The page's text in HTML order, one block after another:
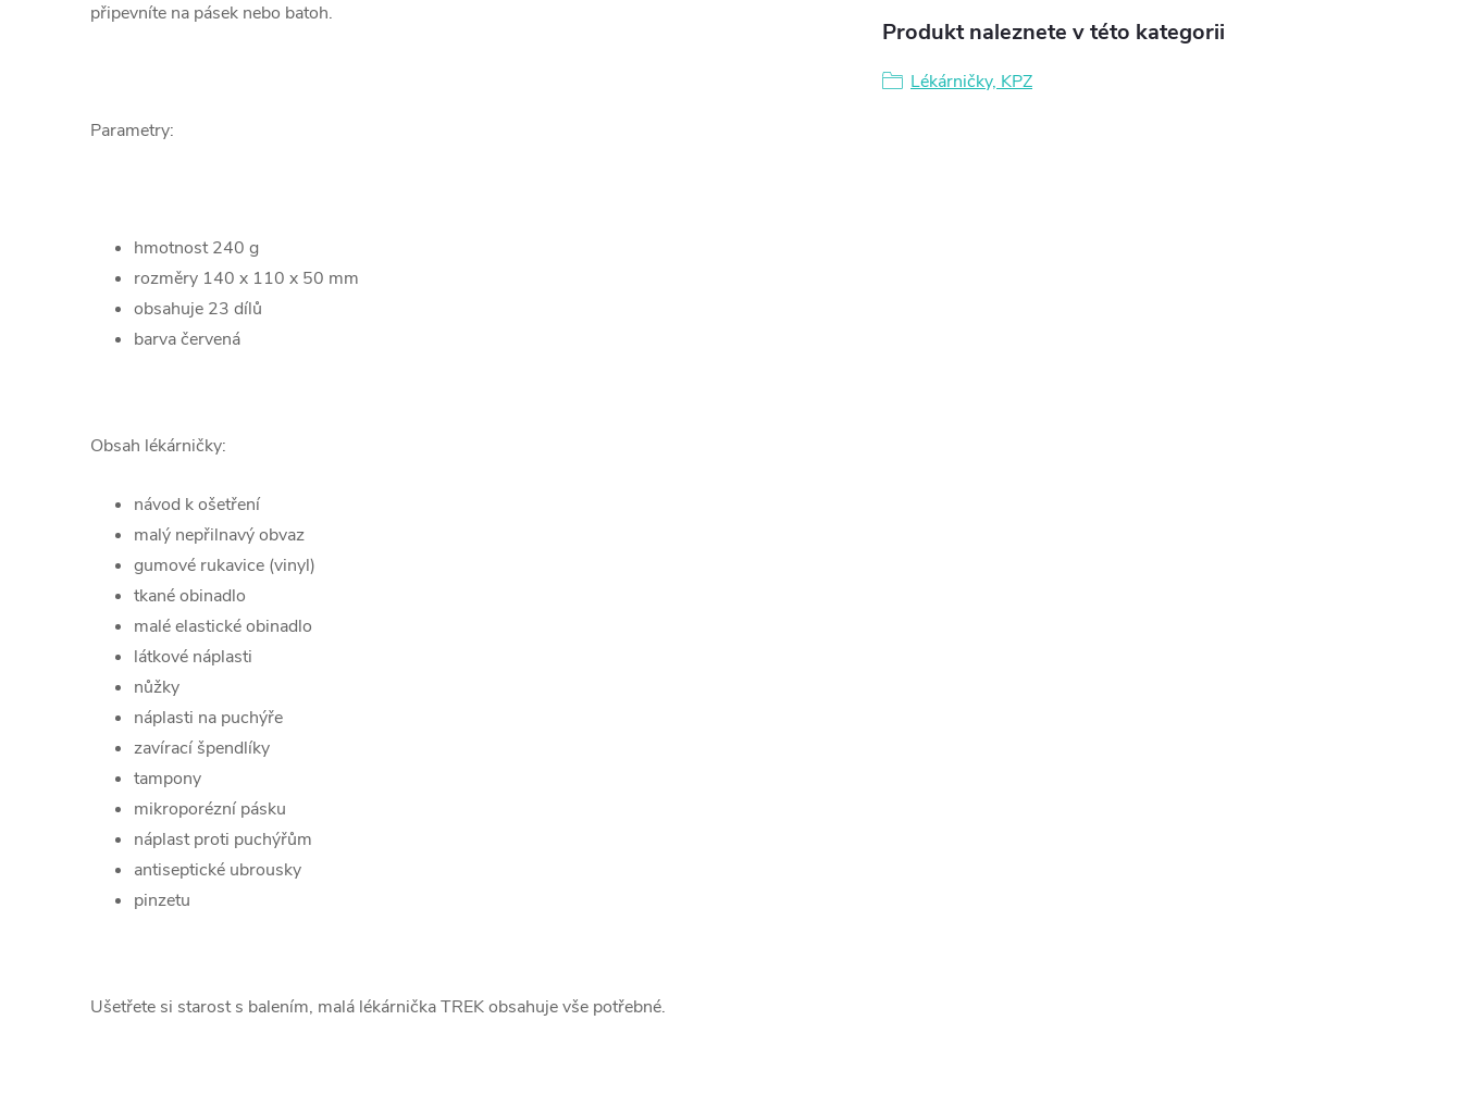
připevníte na pásek nebo batoh.
Parametry:
hmotnost 240 g
rozměry 140 x 110 x 50 mm
obsahuje 23 dílů
barva červená
Obsah lékárničky:
návod k ošetření
malý nepřilnavý obvaz
gumové rukavice (vinyl)
tkané obinadlo
malé elastické obinadlo
látkové náplasti
nůžky
náplasti na puchýře
zavírací špendlíky
tampony
mikroporézní pásku
náplast proti puchýřům
antiseptické ubrousky
pinzetu
Ušetřete si starost s balením, malá lékárnička TREK obsahuje vše potřebné.
Produkt naleznete v této kategorii
Lékárničky, KPZ